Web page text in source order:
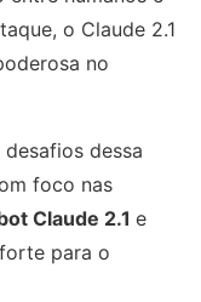
o Claude 2.1
no
dessa
foco nas
Claude 2.1 e
para o